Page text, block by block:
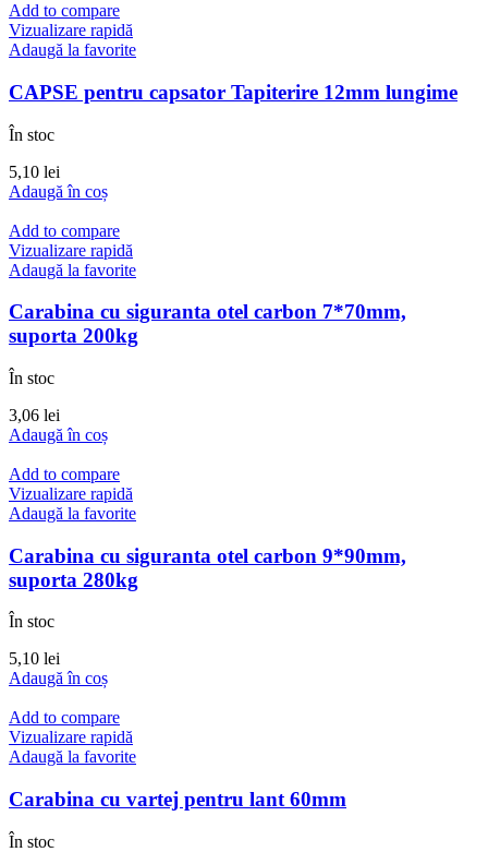
Add to compare
Vizualizare rapidă
Adaugă la favorite
CAPSE pentru capsator Tapiterire 12mm lungime
În stoc
5,10 lei
Adaugă în coș
Add to compare
Vizualizare rapidă
Adaugă la favorite
Carabina cu siguranta otel carbon 7*70mm,
suporta 200kg
În stoc
3,06 lei
Adaugă în coș
Add to compare
Vizualizare rapidă
Adaugă la favorite
Carabina cu siguranta otel carbon 9*90mm,
suporta 280kg
În stoc
5,10 lei
Adaugă în coș
Add to compare
Vizualizare rapidă
Adaugă la favorite
Carabina cu vartej pentru lant 60mm
În stoc